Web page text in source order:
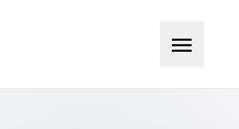
menu